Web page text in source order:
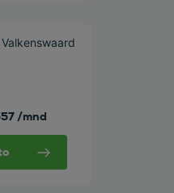
Valkenswaard
/mnd